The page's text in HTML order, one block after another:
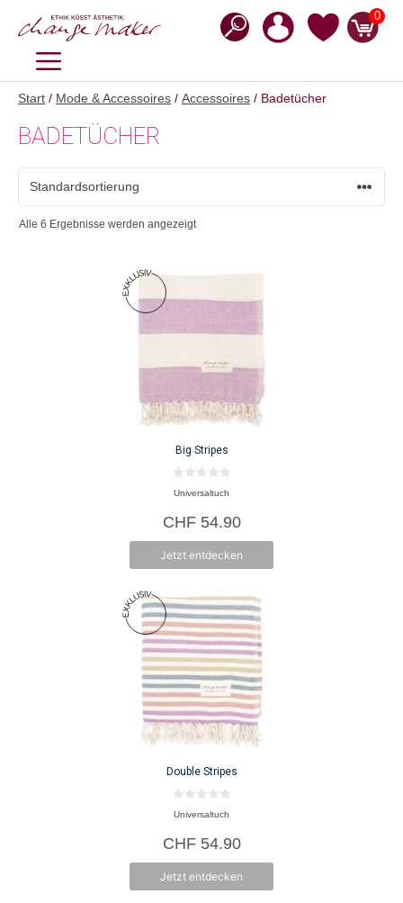
Inhalt
0
MENÜ
Start / Mode & Accessoires / Accessoires / Badetücher
BADETÜCHER
Alle 6 Ergebnisse werden angezeigt
Big Stripes
0
v
n
5
Universaltuch
CHF54.90
Jetzt entdecken
Double Stripes
0
v
n
5
Universaltuch
CHF54.90
Jetzt entdecken